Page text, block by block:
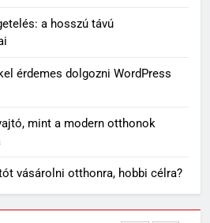
a hosszú távú
érdemes dolgozni WordPress
mint a modern otthonok
vásárolni otthonra, hobbi célra?
kényelmes választás
napokra